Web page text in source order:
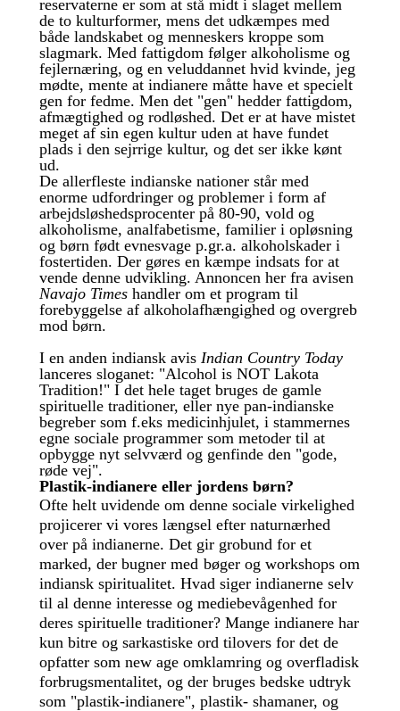
reservaterne er som at stå midt i slaget mellem
de to kulturformer, mens det udkæmpes med
både landskabet og menneskers kroppe som
slagmark. Med fattigdom følger alkoholisme og
fejlernæring, og en veluddannet hvid kvinde, jeg
mødte, mente at indianere måtte have et specielt
gen for fedme. Men det "gen" hedder fattigdom,
afmægtighed og rodløshed. Det er at have mistet
meget af sin egen kultur uden at have fundet
plads i den sejrrige kultur, og det ser ikke kønt
ud.
De allerfleste indianske nationer står med
enorme udfordringer og problemer i form af
arbejdsløshedsprocenter på 80-90, vold og
alkoholisme, analfabetisme, familier i opløsning
og børn født evnesvage p.gr.a. alkoholskader i
fostertiden. Der gøres en kæmpe indsats for at
vende denne udvikling. Annoncen her fra avisen
Navajo Times handler om et program til
forebyggelse af alkoholafhængighed og overgreb
mod børn.
I en anden indiansk avis Indian Country Today
lanceres sloganet: "Alcohol is NOT Lakota
Tradition!" I det hele taget bruges de gamle
spirituelle traditioner, eller nye pan-indianske
begreber som f.eks medicinhjulet, i stammernes
egne sociale programmer som metoder til at
opbygge nyt selvværd og genfinde den "gode,
røde vej".
Plastik-indianere eller jordens børn?
Ofte helt uvidende om denne sociale virkelighed
projicerer vi vores længsel efter naturnærhed
over på indianerne. Det gir grobund for et
marked, der bugner med bøger og workshops om
indiansk spiritualitet. Hvad siger indianerne selv
til al denne interesse og mediebevågenhed for
deres spirituelle traditioner? Mange indianere har
kun bitre og sarkastiske ord tilovers for det de
opfatter som new age omklamring og overfladisk
forbrugsmentalitet, og der bruges bedske udtryk
som "plastik-indianere", plastik- shamaner, og